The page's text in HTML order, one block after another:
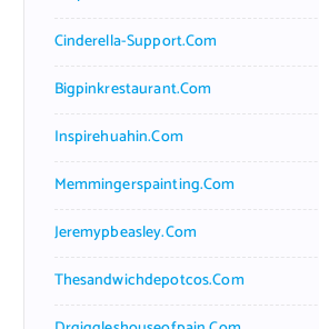
Cinderella-Support.com
Bigpinkrestaurant.com
Inspirehuahin.com
Memmingerspainting.com
Jeremypbeasley.com
Thesandwichdepotcos.com